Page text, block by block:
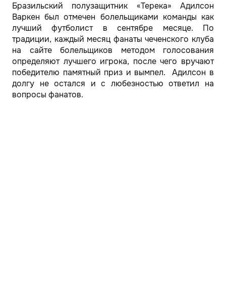
Бразильский полузащитник «Терека» Адилсон
Варкен был отмечен болельщиками команды как
лучший футболист в сентябре месяце. По
традиции, каждый месяц фанаты чеченского клуба
на сайте болельщиков методом голосования
определяют лучшего игрока, после чего вручают
победителю памятный приз и вымпел. Адилсон в
долгу не остался и с любезностью ответил на
вопросы фанатов.